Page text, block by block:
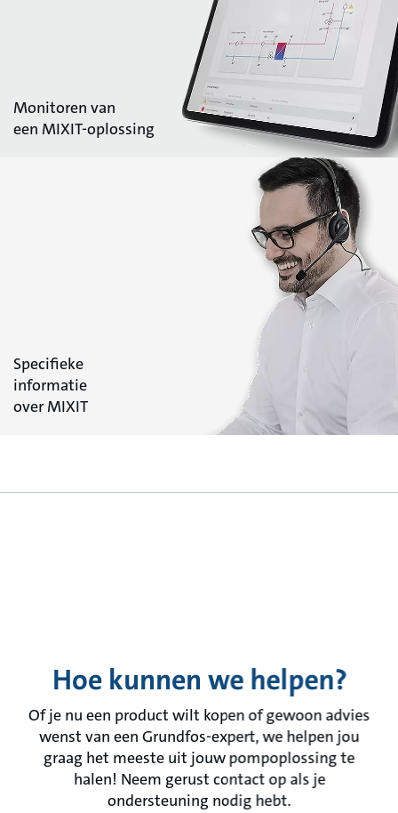
Monitoren van
een MIXIT-oplossing
Specifieke
informatie
over MIXIT
Hoe kunnen we helpen?
Of je nu een product wilt kopen of gewoon advies
wenst van een Grundfos-expert, we helpen jou
graag het meeste uit jouw pompoplossing te
halen! Neem gerust contact op als je
ondersteuning nodig hebt.